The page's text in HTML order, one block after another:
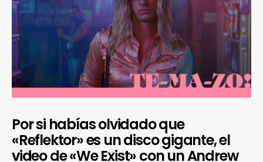
Por si habías olvidado que
«Reflektor» es un disco gigante, el
video de «We Exist» con un Andrew